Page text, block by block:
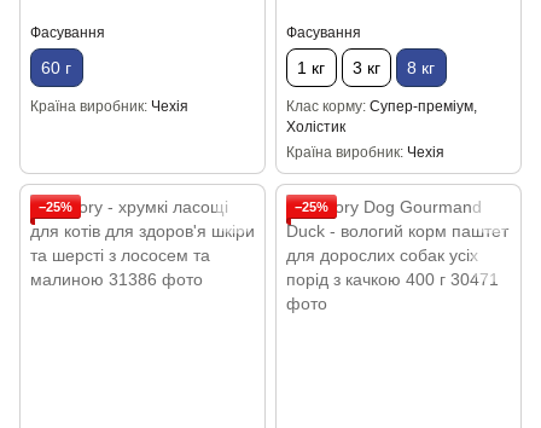
Фасування
60 г
Країна виробник Чехія
Фасування
1 кг 3 кг 8 кг
Клас корму Супер-преміум,
Холістик
Країна виробник Чехія
−25% −25%